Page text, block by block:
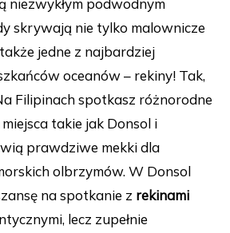
m
bl
r
d
di
t
k
e
dI
n
p
y
Li
n
k
skrywają nie tylko malownicze
jedne z najbardziej
oceanów – rekiny! Tak,
Filipinach spotkasz różnorodne
takie jak Donsol i
prawdziwe mekki dla
olbrzymów. W Donsol
na spotkanie z rekinami
lecz zupełnie